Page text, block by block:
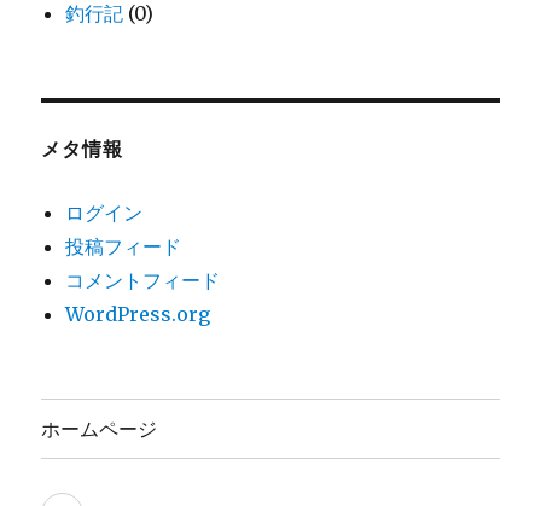
釣行記 (0)
メタ情報
ログイン
投稿フィード
コメントフィード
WordPress.org
ホームページ